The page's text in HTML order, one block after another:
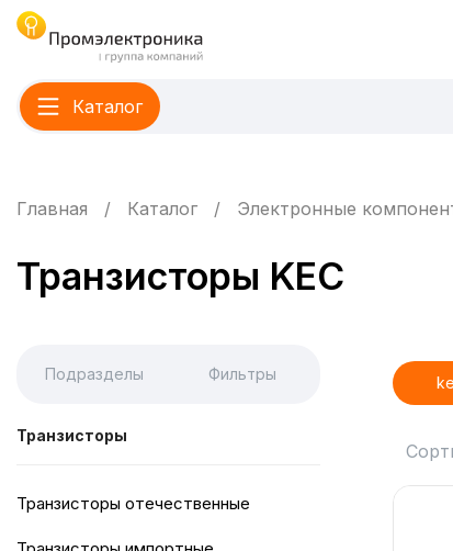
Каталог
Главная Каталог Электронные
Транзисторы KEC
Подразделы Фильтры
Транзисторы
Транзисторы отечественные